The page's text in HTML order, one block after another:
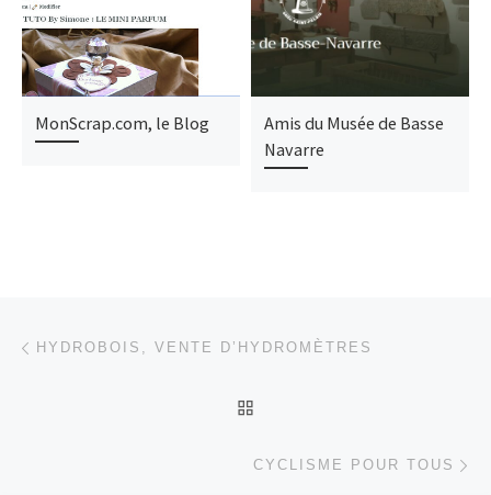
MonScrap.com, le Blog
Amis du Musée de Basse
Navarre
Parcourir les articles
HYDROBOIS, VENTE D’HYDROMÈTRES
CYCLISME POUR TOUS